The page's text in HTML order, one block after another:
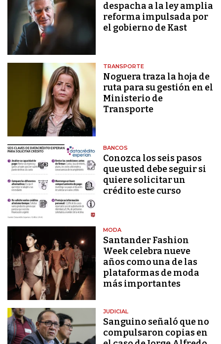
despacha a la ley amplia
reforma impulsada por
el gobierno de Kast
TRANSPORTE
Noguera traza la hoja de
ruta para su gestión en el
Ministerio de
Transporte
BANCOS
Conozca los seis pasos
que usted debe seguir si
quiere solicitar un
crédito este curso
MODA
Santander Fashion
Week celebra nueve
años como una de las
plataformas de moda
más importantes
JUDICIAL
Sanguino señaló que no
compulsaron copias en